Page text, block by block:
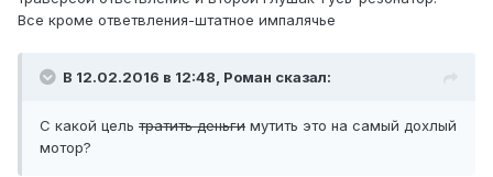
Все кроме ответвления-штатное импалячье
В 12.02.2016 в 12:48, Роман сказал:
С какой цель тратить деньги мутить это на самый дохлый
мотор?